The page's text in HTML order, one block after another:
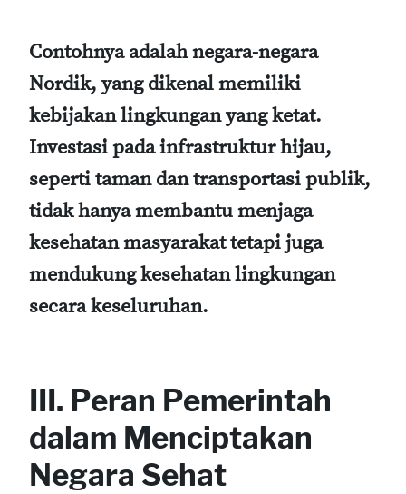
Contohnya adalah negara-negara
Nordik, yang dikenal memiliki
kebijakan lingkungan yang ketat.
Investasi pada infrastruktur hijau,
seperti taman dan transportasi publik,
tidak hanya membantu menjaga
kesehatan masyarakat tetapi juga
mendukung kesehatan lingkungan
secara keseluruhan.
III. Peran Pemerintah
dalam Menciptakan
Negara Sehat